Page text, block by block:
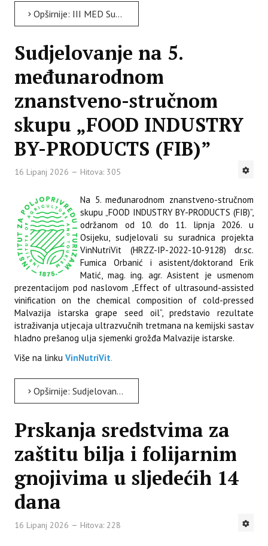
Opširnije: III MED Sustainable Tourism Convention, Barcelona
Sudjelovanje na 5.
međunarodnom
znanstveno-stručnom
skupu „FOOD INDUSTRY
BY-PRODUCTS (FIB)”
16 Lipanj 2026 Hitova: 305
Na 5. međunarodnom znanstveno-stručnom
skupu „FOOD INDUSTRY BY-PRODUCTS (FIB)”,
održanom od 10. do 11. lipnja 2026. u
Osijeku, sudjelovali su suradnica projekta
VinNutriVit (HRZZ-IP-2022-10-9128) dr.sc.
Fumica Orbanić i asistent/doktorand Erik
Matić, mag. ing. agr. Asistent je usmenom
prezentacijom pod naslovom „Effect of ultrasound-assisted
vinification on the chemical composition of cold-pressed
Malvazija istarska grape seed oil“, predstavio rezultate
istraživanja utjecaja ultrazvučnih tretmana na kemijski sastav
hladno prešanog ulja sjemenki grožđa Malvazije istarske.
Više na linku VinNutriVit.
Opširnije: Sudjelovanje na 5. međunarodnom znanstveno-stručnom skupu „FOOD INDUSTRY BY-PRODUCTS (FIB)”
Prskanja sredstvima za
zaštitu bilja i folijarnim
gnojivima u sljedećih 14
dana
16 Lipanj 2026 Hitova: 228